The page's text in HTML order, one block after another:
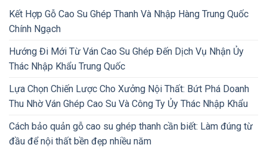
Kết Hợp Gỗ Cao Su Ghép Thanh Và Nhập Hàng Trung Quốc
Chính Ngạch
Hướng Đi Mới Từ Ván Cao Su Ghép Đến Dịch Vụ Nhận Ủy
Thác Nhập Khẩu Trung Quốc
Lựa Chọn Chiến Lược Cho Xưởng Nội Thất: Bứt Phá Doanh
Thu Nhờ Ván Ghép Cao Su Và Công Ty Ủy Thác Nhập Khẩu
Cách bảo quản gỗ cao su ghép thanh cần biết: Làm đúng từ
đầu để nội thất bền đẹp nhiều năm